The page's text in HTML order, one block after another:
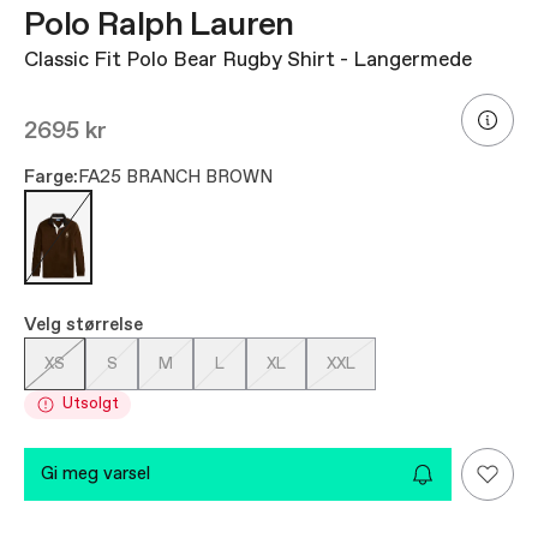
Polo Ralph Lauren
Classic Fit Polo Bear Rugby Shirt - Langermede
2695 kr
Farge:FA25 BRANCH BROWN
Velg størrelse
XS S M L XL XXL
Utsolgt
gi meg varsel